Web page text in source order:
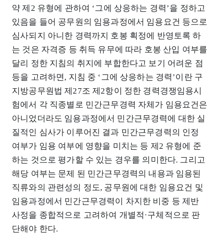
약 제2 유형에 관하여 ‘그에 상응하는 경력’을 정하고
있음을 들어 공무원의 임용과정에서 임용요건 등으로
심사되지 아니한 경력까지 호봉 획정에 반영토록 하
는 것은 자격증 등 취득 유무에 따라 호봉 산입 여부를
달리 정한 지침의 취지에 부합한다고 보기 어려운 점
등을 고려하면, 지침 중 ‘그에 상응하는 경력’이란 구
지방공무원법 제27조 제2항이 정한 경력경쟁임용시
험에서 각 직종별로 민간근무경력 자체가 임용요건은
아니었더라도 임용과정에서 민간근무경력에 대한 실
질적인 심사가 이루어진 결과 민간근무경력의 인정
여부가 임용 여부에 영향을 미치는 등 제2 유형에 준
하는 것으로 평가할 수 있는 경우를 의미한다. 그리고
해당 여부는 문제 된 민간근무경력의 내용과 임용된
직류와의 관련성의 정도, 공무원에 대한 임용요건 및
임용과정에서 민간근무경력이 차지한 비중 등 제반
사정을 종합적으로 고려하여 개별적·구체적으로 판
단해야 한다.